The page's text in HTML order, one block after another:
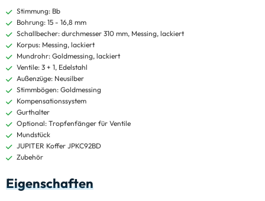
Stimmung: Bb
Bohrung: 15 - 16,8 mm
Schallbecher: durchmesser 310 mm, Messing, lackiert
Korpus: Messing, lackiert
Mundrohr: Goldmessing, lackiert
Ventile: 3 + 1, Edelstahl
Außenzüge: Neusilber
Stimmbögen: Goldmessing
Kompensationssystem
Gurthalter
Optional: Tropfenfänger für Ventile
Mundstück
JUPITER Koffer JPKC92BD
Zubehör
Eigenschaften